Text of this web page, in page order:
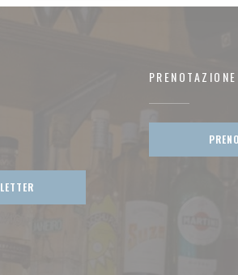
una nuova finestra))
PRENOTAZIONE